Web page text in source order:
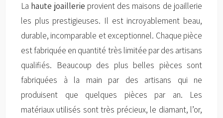
La haute joaillerie provient des maisons de joaillerie
les plus prestigieuses. Il est incroyablement beau,
durable, incomparable et exceptionnel. Chaque pièce
est fabriquée en quantité très limitée par des artisans
qualifiés. Beaucoup des plus belles pièces sont
fabriquées à la main par des artisans qui ne
produisent que quelques pièces par an. Les
matériaux utilisés sont très précieux, le diamant, l’or,